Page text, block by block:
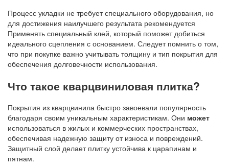
Процесс укладки не требует специального оборудования, но
для достижения наилучшего результата рекомендуется
Применять специальный клей, который поможет добиться
идеального сцепления с основанием. Следует помнить о том,
что при покупке важно учитывать толщину и тип покрытия для
обеспечения долговечности использования.
Что такое кварцвиниловая плитка?
Покрытия из кварцвинила быстро завоевали популярность
благодаря своим уникальным характеристикам. Они может
использоваться в жилых и коммерческих пространствах,
обеспечивая надежную защиту от износа и повреждений.
Защитный слой делает плитку устойчива к царапинам и
пятнам.